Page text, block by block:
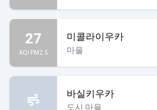
27
AQI PM2.5
미콜라이우카
마을
바실키우카
도시 마을